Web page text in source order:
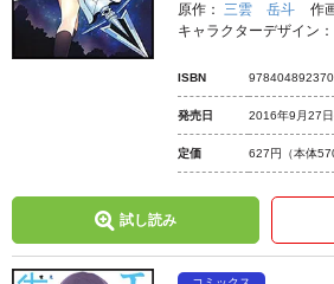
原作： 三雲 岳斗 作
キャラクターデザイン：
ISBN
発売日 2016年9月27
定価 627円 （本体
試し読み